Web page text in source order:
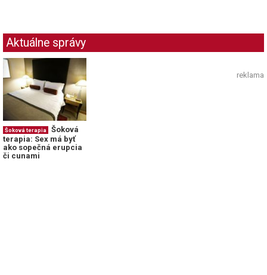
Aktuálne správy
Šoková terapia
Šoková
terapia: Sex má byť
ako sopečná erupcia
či cunami
reklama